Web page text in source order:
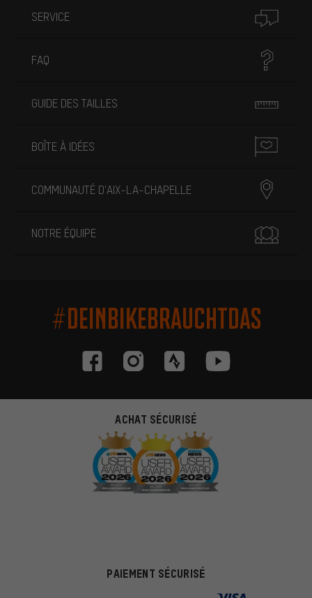
SERVICE
FAQ
GUIDE DES TAILLES
BOÎTE À IDÉES
COMMUNAUTÉ D'AIX-LA-CHAPELLE
NOTRE ÉQUIPE
#DEINBIKEBRAUCHTDAS
ACHAT SÉCURISÉ
PAIEMENT SÉCURISÉ